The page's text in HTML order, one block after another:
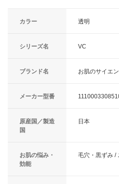
カラー 透明
シリーズ名 VC
ブランド名 お肌のサイエ
メーカー型番
原産国／製造
国
日本
お肌の悩み・
効能
毛穴・黒ずみ /